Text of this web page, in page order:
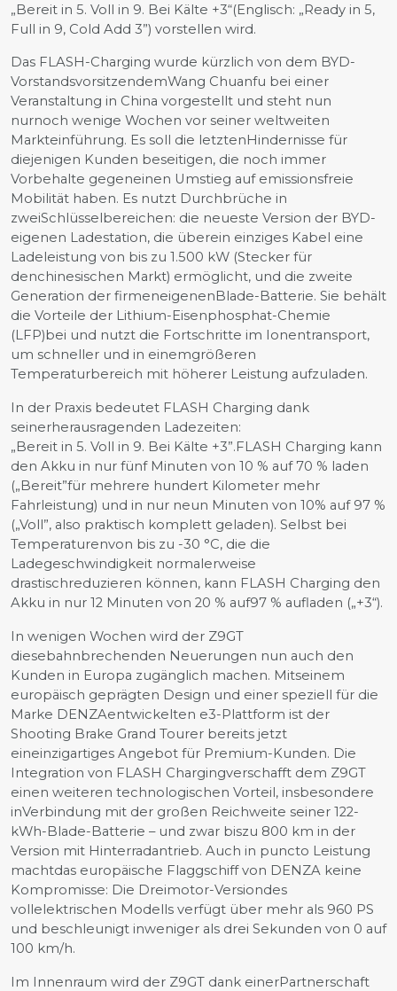
„Bereit in 5. Voll in 9. Bei Kälte +3“(Englisch: „Ready in 5,
Full in 9, Cold Add 3”) vorstellen wird.
Das FLASH-Charging wurde kürzlich von dem BYD-
VorstandsvorsitzendemWang Chuanfu bei einer
Veranstaltung in China vorgestellt und steht nun
nurnoch wenige Wochen vor seiner weltweiten
Markteinführung. Es soll die letztenHindernisse für
diejenigen Kunden beseitigen, die noch immer
Vorbehalte gegeneinen Umstieg auf emissionsfreie
Mobilität haben. Es nutzt Durchbrüche in
zweiSchlüsselbereichen: die neueste Version der BYD-
eigenen Ladestation, die überein einziges Kabel eine
Ladeleistung von bis zu 1.500 kW (Stecker für
denchinesischen Markt) ermöglicht, und die zweite
Generation der firmeneigenenBlade-Batterie. Sie behält
die Vorteile der Lithium-Eisenphosphat-Chemie
(LFP)bei und nutzt die Fortschritte im Ionentransport,
um schneller und in einemgrößeren
Temperaturbereich mit höherer Leistung aufzuladen.
In der Praxis bedeutet FLASH Charging dank
seinerherausragenden Ladezeiten:
„Bereit in 5. Voll in 9. Bei Kälte +3”.FLASH Charging kann
den Akku in nur fünf Minuten von 10 % auf 70 % laden
(„Bereit”für mehrere hundert Kilometer mehr
Fahrleistung) und in nur neun Minuten von 10% auf 97 %
(„Voll”, also praktisch komplett geladen). Selbst bei
Temperaturenvon bis zu -30 °C, die die
Ladegeschwindigkeit normalerweise
drastischreduzieren können, kann FLASH Charging den
Akku in nur 12 Minuten von 20 % auf97 % aufladen („+3“).
In wenigen Wochen wird der Z9GT
diesebahnbrechenden Neuerungen nun auch den
Kunden in Europa zugänglich machen. Mitseinem
europäisch geprägten Design und einer speziell für die
Marke DENZAentwickelten e3-Plattform ist der
Shooting Brake Grand Tourer bereits jetzt
eineinzigartiges Angebot für Premium-Kunden. Die
Integration von FLASH Chargingverschafft dem Z9GT
einen weiteren technologischen Vorteil, insbesondere
inVerbindung mit der großen Reichweite seiner 122-
kWh-Blade-Batterie – und zwar biszu 800 km in der
Version mit Hinterradantrieb. Auch in puncto Leistung
machtdas europäische Flaggschiff von DENZA keine
Kompromisse: Die Dreimotor-Versiondes
vollelektrischen Modells verfügt über mehr als 960 PS
und beschleunigt inweniger als drei Sekunden von 0 auf
100 km/h.
Im Innenraum wird der Z9GT dank einerPartnerschaft